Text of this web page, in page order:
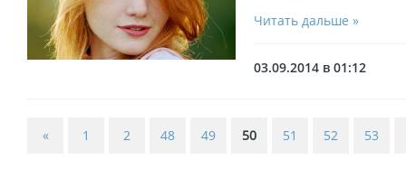
Читать дальше »
03.09.2014 в 01:12
« 1 2 48 49 50 51 52 53